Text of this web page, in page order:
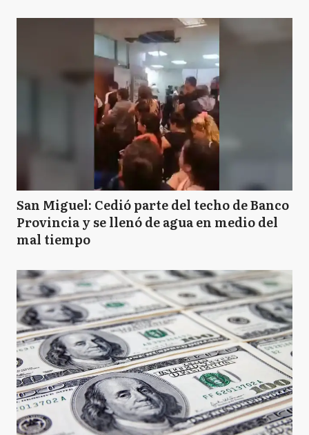
San Miguel: Cedió parte del techo de Banco
Provincia y se llenó de agua en medio del
mal tiempo